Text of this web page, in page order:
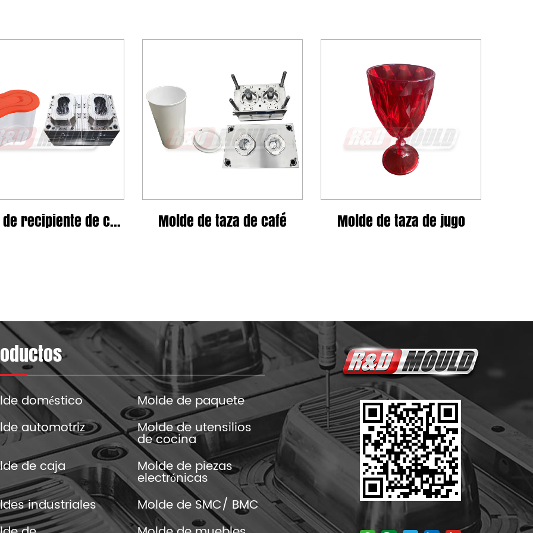
Molde de recipiente de cocina Molde de taza de café Molde de taza de jugo Molde de olla de
doméstico
Molde de paquete
automotriz
Molde de utensilios
de cocina
de caja
Molde de piezas
electrónicas
industriales
Molde de SMC/ BMC